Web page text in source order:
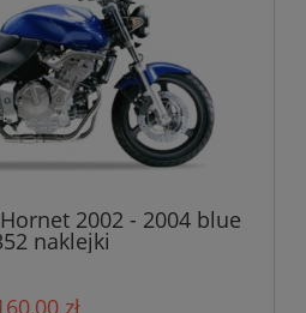
2002 - 2004 blue
naklejki
zł